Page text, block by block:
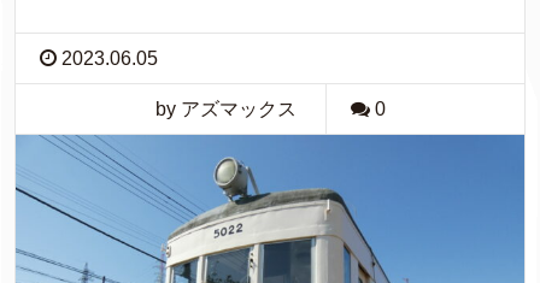
2023.06.05
by アズマックス 0